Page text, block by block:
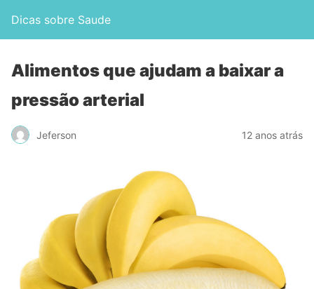
Dicas sobre Saude
Alimentos que ajudam a baixar a
pressão arterial
Jeferson 12 anos atrás